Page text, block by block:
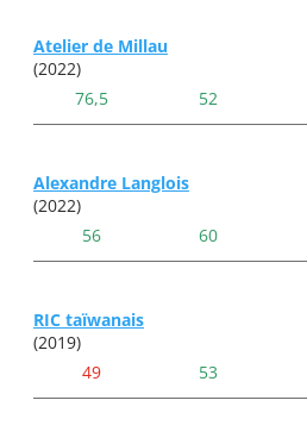
Atelier de Millau
(2022)
76,5
52
Alexandre Langlois
(2022)
56
60
RIC taïwanais
(2019)
49
53